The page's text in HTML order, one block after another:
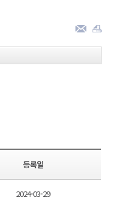
등록일
2024-03-29